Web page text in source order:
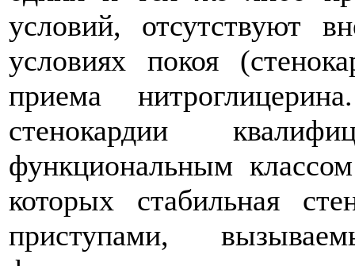
условий, отсутствуют
условиях покоя
приема
стенокардии
функциональным
которых стабильная
приступами,